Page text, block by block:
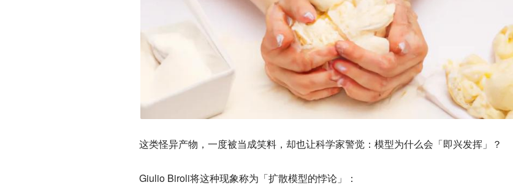
这类怪异产物，一度被当成笑料，却也让科学家警觉：模型为什么会「即兴发挥」？
Giulio Biroli将这种现象称为「扩散模型的悖论」：